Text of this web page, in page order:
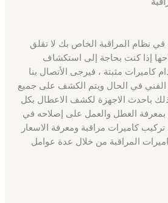
نظام المراقبة الخاص بك لا تقلق
إذا كنت بحاجة إلى استكشاف
كاميرات مثبتة ، فيرجى الأتصال بنا
في الحال ويتم الكشف على جميع
باحدث الاجهزة لكشف الاعطال بكل
العطل والعمل على إصلاحه في
كاميرات مراقبة ومعرفة الاسعار
المراقبة من خلال عدة عوامل